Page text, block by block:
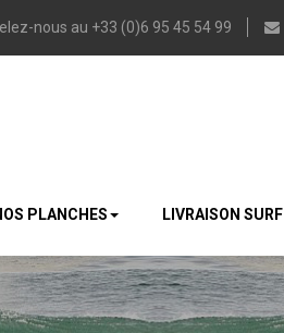
nous au +33 (0)6 95 45 54 99
PLANCHES LIVRAISON SURF